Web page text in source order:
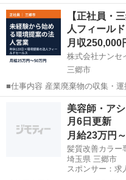
県、埼玉県、東京、神奈川県、
希望できます。寮完備！！ 業種はプラントメンテナンス、配管、電気
工事、鳶鍛冶、塗装、足場、鉄
埼玉 三郷市 その他
【正社員・
人フィール
月収250,000
株式会社ナンセ
三郷市
■仕事内容 産業廃棄物の収集・
です。 未経験の方も安心してス
ぎから始め、 少しずつステップアッ
れ≫ ■STEP...
三郷市 営業 未
美容師・ア
月6日更新
月給23万円
髪質改善カラー
埼玉県 三郷市
スポンサー：求